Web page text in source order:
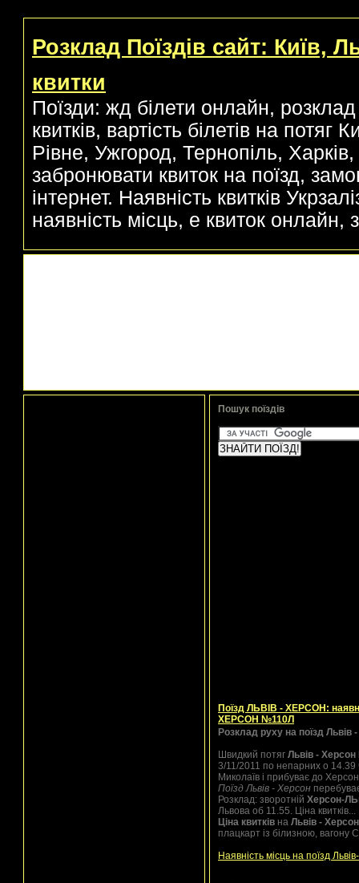
Розклад Поїздів сайт: Київ,
квитки
Поїзди: жд білети онлайн, розклад
квитків, вартість білетів на потяг
Рівне, Ужгород, Тернопіль,
забронювати квиток на поїзд,
інтернет. Наявність квитків
наявність місць, е квиток онлайн,
Пошук поїздів
Поїзд ЛЬВІВ - ХЕРСОН:
ХЕРСОН №110Л
Розклад руху на поїзд
Швидкий потяг Львів - Херсон
3/11/2011 по непарних о 14.39
Миколаїв і прибуває до
Поїзд Львів - Херсон
Розклад: зворотній Херсон-
Львова об 11.55. Ціна квитків...
Ціна квитків на Львів - Херсон
плацкарт із білизною, вагону
Наявність місць на поїзд